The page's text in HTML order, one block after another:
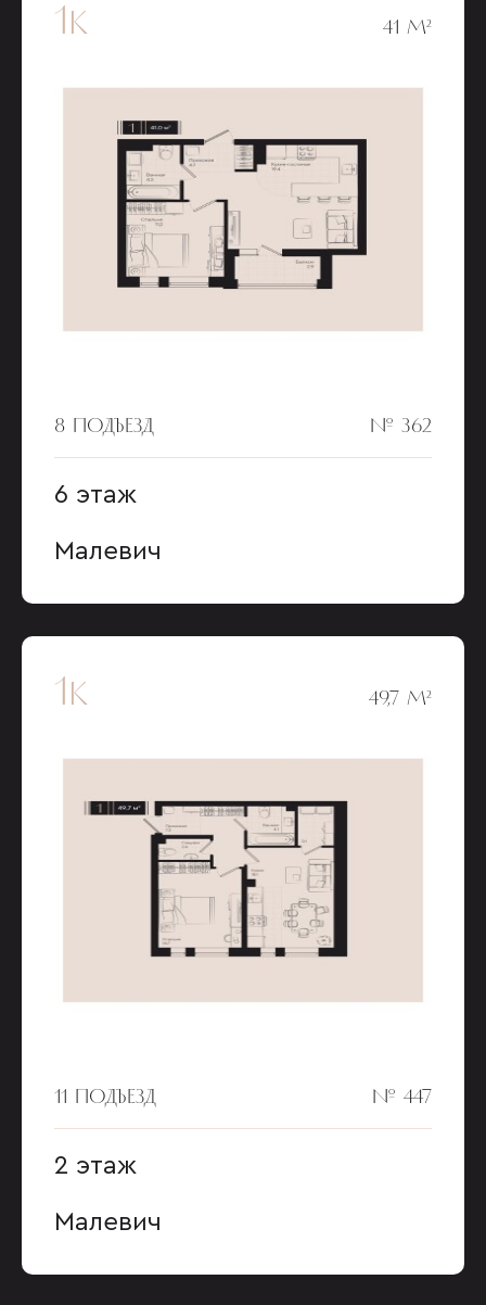
1к 41 М²
8 ПОДЪЕЗД № 362
6 этаж
Малевич
1к 49,7 М²
11 ПОДЪЕЗД № 447
2 этаж
Малевич